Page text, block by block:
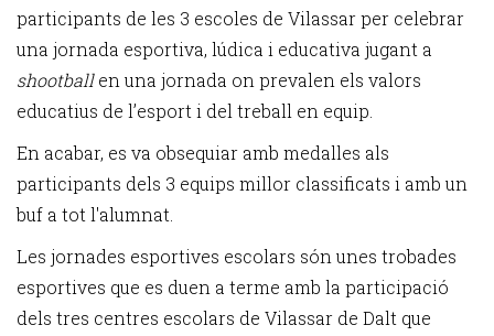
participants de les 3 escoles de Vilassar per celebrar
una jornada esportiva, lúdica i educativa jugant a
shootballen una jornada on prevalen els valors
educatius de l’esport i del treball en equip.
En acabar, es va obsequiar amb medalles als
participants dels 3 equips millor classificats i amb un
buf a tot l'alumnat.
Les jornades esportives escolars són unes trobades
esportives que es duen a terme amb la participació
dels tres centres escolars de Vilassar de Dalt que